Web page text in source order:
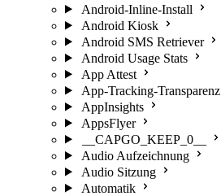
Android-Inline-Install
Android Kiosk
Android SMS Retriever
Android Usage Stats
App Attest
App-Tracking-Transparenz
AppInsights
AppsFlyer
__CAPGO_KEEP_0__
Audio Aufzeichnung
Audio Sitzung
Automatik